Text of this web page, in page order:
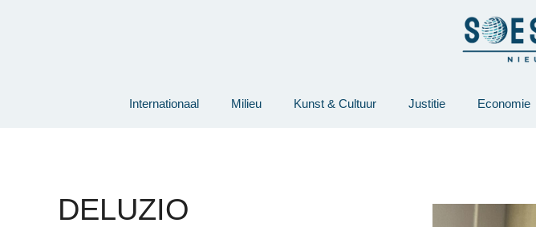
Internationaal Milieu Kunst & Cultuur Justitie Economie
DELUZIO